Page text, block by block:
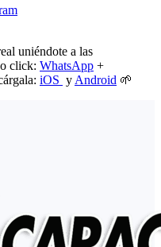
uniéndote a las
click: WhatsApp +
iOS y Android 🌱